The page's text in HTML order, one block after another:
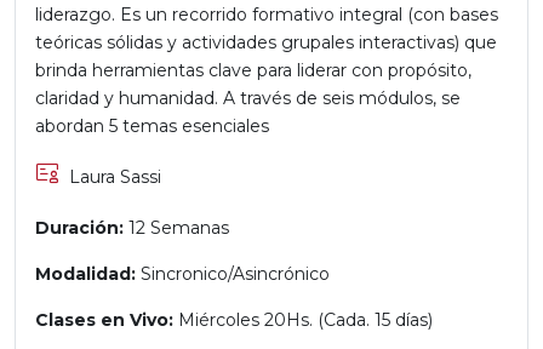
liderazgo. Es un recorrido formativo integral (con bases
teóricas sólidas y actividades grupales interactivas) que
brinda herramientas clave para liderar con propósito,
claridad y humanidad. A través de seis módulos, se
abordan 5 temas esenciales
Laura Sassi
Duración: 12 Semanas
Modalidad: Sincronico/Asincrónico
Clases en Vivo: Miércoles 20Hs. (Cada. 15 días)